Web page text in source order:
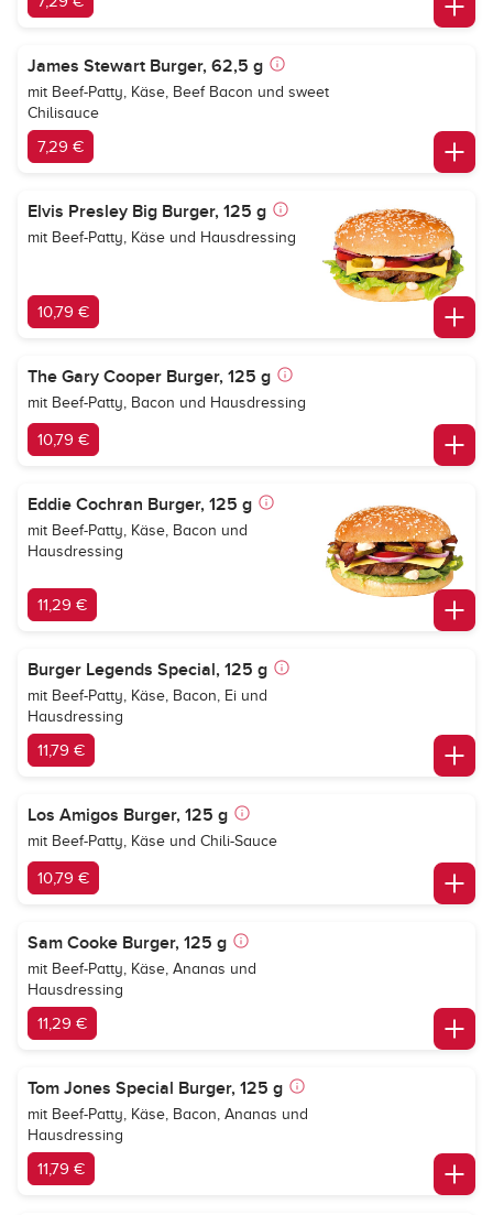
James Stewart Burger, 62,5 g
mit Beef-Patty, Käse, Beef Bacon und sweet
Chilisauce
7,29 €
Elvis Presley Big Burger, 125 g
mit Beef-Patty, Käse und Hausdressing
10,79 €
The Gary Cooper Burger, 125 g
mit Beef-Patty, Bacon und Hausdressing
10,79 €
Eddie Cochran Burger, 125 g
mit Beef-Patty, Käse, Bacon und
Hausdressing
11,29 €
Burger Legends Special, 125 g
mit Beef-Patty, Käse, Bacon, Ei und
Hausdressing
11,79 €
Los Amigos Burger, 125 g
mit Beef-Patty, Käse und Chili-Sauce
10,79 €
Sam Cooke Burger, 125 g
mit Beef-Patty, Käse, Ananas und
Hausdressing
11,29 €
Tom Jones Special Burger, 125 g
mit Beef-Patty, Käse, Bacon, Ananas und
Hausdressing
11,79 €